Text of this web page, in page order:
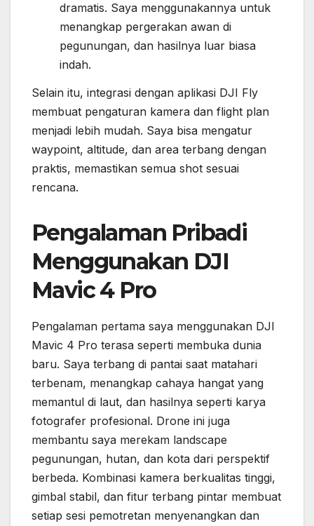
dramatis. Saya menggunakannya untuk
menangkap pergerakan awan di
pegunungan, dan hasilnya luar biasa
indah.
Selain itu, integrasi dengan aplikasi DJI Fly
membuat pengaturan kamera dan flight plan
menjadi lebih mudah. Saya bisa mengatur
waypoint, altitude, dan area terbang dengan
praktis, memastikan semua shot sesuai
rencana.
Pengalaman Pribadi
Menggunakan DJI
Mavic 4 Pro
Pengalaman pertama saya menggunakan DJI
Mavic 4 Pro terasa seperti membuka dunia
baru. Saya terbang di pantai saat matahari
terbenam, menangkap cahaya hangat yang
memantul di laut, dan hasilnya seperti karya
fotografer profesional. Drone ini juga
membantu saya merekam landscape
pegunungan, hutan, dan kota dari perspektif
berbeda. Kombinasi kamera berkualitas tinggi,
gimbal stabil, dan fitur terbang pintar membuat
setiap sesi pemotretan menyenangkan dan